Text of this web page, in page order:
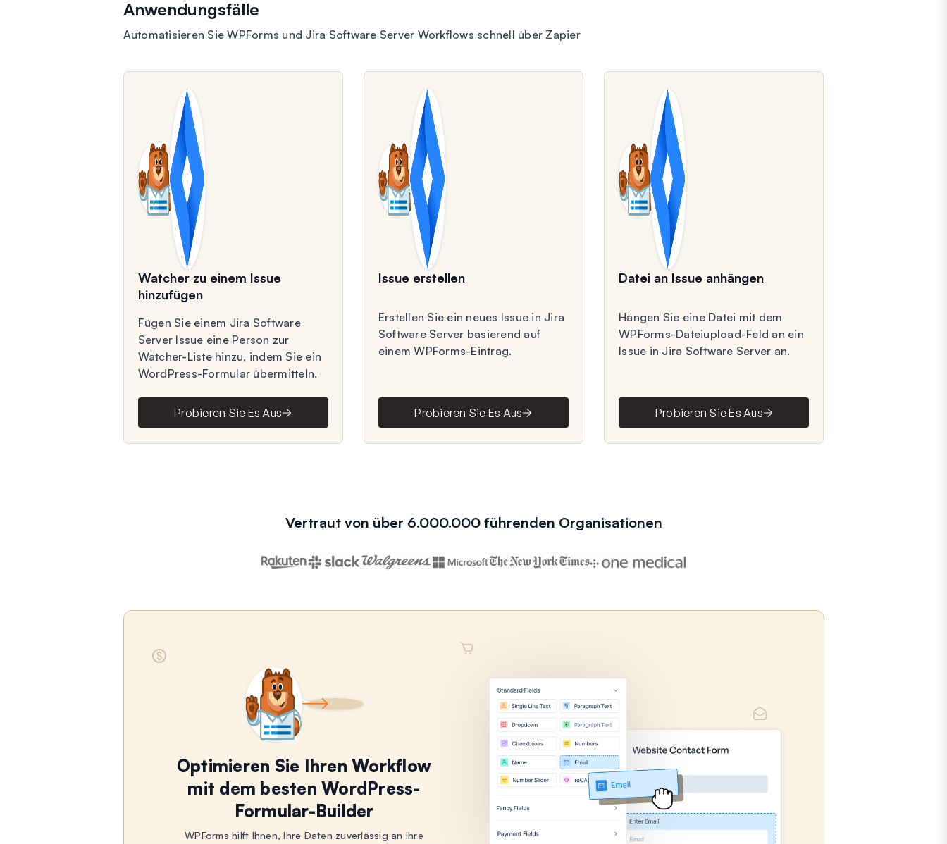
Anwendungsfälle
Automatisieren Sie WPForms und Jira Software Server Workflows schnell über Zapier
Watcher zu einem Issue
hinzufügen
Fügen Sie einem Jira Software
Server Issue eine Person zur
Watcher-Liste hinzu, indem Sie ein
WordPress-Formular übermitteln.
Probieren Sie Es Aus
Issue erstellen
Erstellen Sie ein neues Issue in Jira
Software Server basierend auf
einem WPForms-Eintrag.
Probieren Sie Es Aus
Datei an Issue anhängen
Hängen Sie eine Datei mit dem
WPForms-Dateiupload-Feld an ein
Issue in Jira Software Server an.
Probieren Sie Es Aus
Vertraut von über 6.000.000 führenden Organisationen
Optimieren Sie Ihren Workflow
mit dem besten WordPress-
Formular-Builder
WPForms hilft Ihnen, Ihre Daten zuverlässig an Ihre